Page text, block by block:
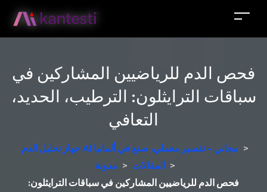
فحص الدم للرياضيين المشاركين في
سباقات الترايثلون: الترطيب، الحديد،
التعافي
جهاز تحليل الدم AI مجاني – تفسير معملي، صنع في ألمانيا >
مدونة > المقالات >
فحص الدم للرياضيين المشاركين في سباقات الترايثلون: